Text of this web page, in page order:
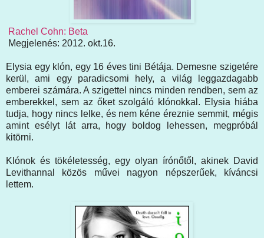
Rachel Cohn: Beta
Megjelenés: 2012. okt.16.
Elysia egy klón, egy 16 éves tini Bétája. Demesne szigetére
kerül, ami egy paradicsomi hely, a világ leggazdagabb
emberei számára. A szigettel nincs minden rendben, sem az
emberekkel, sem az őket szolgáló klónokkal. Elysia hiába
tudja, hogy nincs lelke, és nem kéne éreznie semmit, mégis
amint esélyt lát arra, hogy boldog lehessen, megpróbál
kitörni.
Klónok és tökéletesség, egy olyan írónőtől, akinek David
Levithannal közös művei nagyon népszerűek, kíváncsi
lettem.